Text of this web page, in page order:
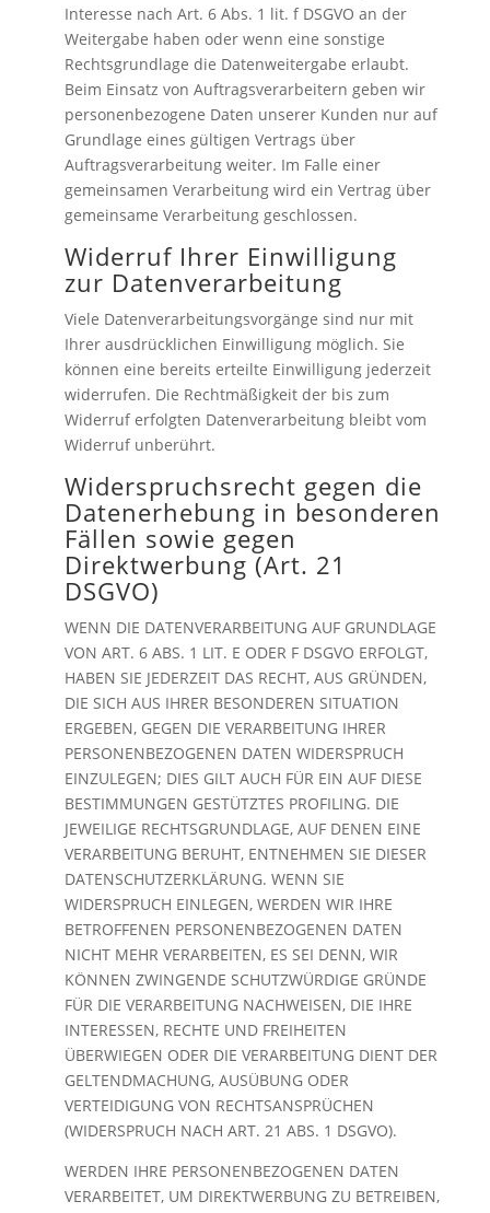
Interesse nach Art. 6 Abs. 1 lit. f DSGVO an der
Weitergabe haben oder wenn eine sonstige
Rechtsgrundlage die Datenweitergabe erlaubt.
Beim Einsatz von Auftragsverarbeitern geben wir
personenbezogene Daten unserer Kunden nur auf
Grundlage eines gültigen Vertrags über
Auftragsverarbeitung weiter. Im Falle einer
gemeinsamen Verarbeitung wird ein Vertrag über
gemeinsame Verarbeitung geschlossen.
Widerruf Ihrer Einwilligung
zur Datenverarbeitung
Viele Datenverarbeitungsvorgänge sind nur mit
Ihrer ausdrücklichen Einwilligung möglich. Sie
können eine bereits erteilte Einwilligung jederzeit
widerrufen. Die Rechtmäßigkeit der bis zum
Widerruf erfolgten Datenverarbeitung bleibt vom
Widerruf unberührt.
Widerspruchsrecht gegen die
Datenerhebung in besonderen
Fällen sowie gegen
Direktwerbung (Art. 21
DSGVO)
WENN DIE DATENVERARBEITUNG AUF GRUNDLAGE
VON ART. 6 ABS. 1 LIT. E ODER F DSGVO ERFOLGT,
HABEN SIE JEDERZEIT DAS RECHT, AUS GRÜNDEN,
DIE SICH AUS IHRER BESONDEREN SITUATION
ERGEBEN, GEGEN DIE VERARBEITUNG IHRER
PERSONENBEZOGENEN DATEN WIDERSPRUCH
EINZULEGEN; DIES GILT AUCH FÜR EIN AUF DIESE
BESTIMMUNGEN GESTÜTZTES PROFILING. DIE
JEWEILIGE RECHTSGRUNDLAGE, AUF DENEN EINE
VERARBEITUNG BERUHT, ENTNEHMEN SIE DIESER
DATENSCHUTZERKLÄRUNG. WENN SIE
WIDERSPRUCH EINLEGEN, WERDEN WIR IHRE
BETROFFENEN PERSONENBEZOGENEN DATEN
NICHT MEHR VERARBEITEN, ES SEI DENN, WIR
KÖNNEN ZWINGENDE SCHUTZWÜRDIGE GRÜNDE
FÜR DIE VERARBEITUNG NACHWEISEN, DIE IHRE
INTERESSEN, RECHTE UND FREIHEITEN
ÜBERWIEGEN ODER DIE VERARBEITUNG DIENT DER
GELTENDMACHUNG, AUSÜBUNG ODER
VERTEIDIGUNG VON RECHTSANSPRÜCHEN
(WIDERSPRUCH NACH ART. 21 ABS. 1 DSGVO).
WERDEN IHRE PERSONENBEZOGENEN DATEN
VERARBEITET, UM DIREKTWERBUNG ZU BETREIBEN,